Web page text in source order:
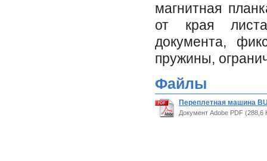
магнитная
от края
документа,
пружины,
Файлы
Переплетная машина
Документ Adobe PDF (288,6